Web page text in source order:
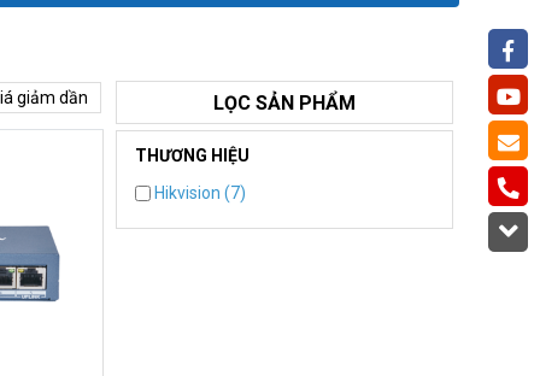
LỌC SẢN PHẨM
THƯƠNG HIỆU
Hikvision (7)
giảm dần